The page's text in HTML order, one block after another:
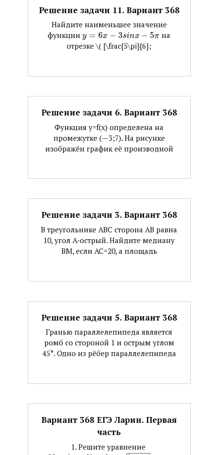
Решение задачи 11. Вариант 368
Найдите наименьшее значение
функции ​ y = 6x − 3sinx − 5π ​ на
отрезке ​\( [\frac{5\pi}{6};
Решение задачи 6. Вариант 368
Функция y=f(x) определена на
промежутке (—3;7). На рисунке
изображён график её производной
Решение задачи 3. Вариант 368
В треугольнике АВС сторона АВ равна
10, угол А‐острый. Найдите медиану
ВМ, если АС=20, а площадь
Решение задачи 5. Вариант 368
Гранью параллелепипеда является
ромб со стороной 1 и острым углом
45°. Одно из рёбер параллелепипеда
Вариант 368 ЕГЭ Ларин. Первая
часть
1. Решите уравнение ​
− −
−−−